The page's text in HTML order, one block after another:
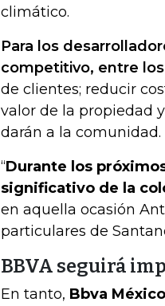
climático.
Para los
competitivo, entre
de clientes; reducir
valor de la propiedad
darán a la comunidad.
“Durante los
significativo de la
en aquella ocasión
particulares de
BBVA seguirá
En tanto, Bbva